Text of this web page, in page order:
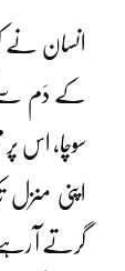
انسان نے
کے دَم
سوچا، اس پر
اپنی
گرتے آ